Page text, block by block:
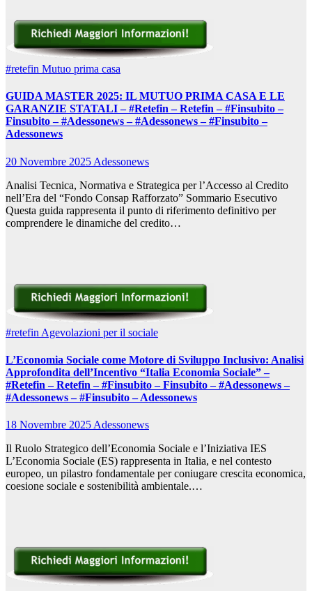
#retefin Mutuo prima casa
GUIDA MASTER 2025: IL MUTUO PRIMA CASA E LE
GARANZIE STATALI – #Retefin – Retefin – #Finsubito –
Finsubito – #Adessonews – #Adessonews – #Finsubito –
Adessonews
20 Novembre 2025 Adessonews
Analisi Tecnica, Normativa e Strategica per l’Accesso al Credito
nell’Era del “Fondo Consap Rafforzato” Sommario Esecutivo
Questa guida rappresenta il punto di riferimento definitivo per
comprendere le dinamiche del credito…
#retefin Agevolazioni per il sociale
L’Economia Sociale come Motore di Sviluppo Inclusivo: Analisi
Approfondita dell’Incentivo “Italia Economia Sociale” –
#Retefin – Retefin – #Finsubito – Finsubito – #Adessonews –
#Adessonews – #Finsubito – Adessonews
18 Novembre 2025 Adessonews
Il Ruolo Strategico dell’Economia Sociale e l’Iniziativa IES
L’Economia Sociale (ES) rappresenta in Italia, e nel contesto
europeo, un pilastro fondamentale per coniugare crescita economica,
coesione sociale e sostenibilità ambientale.…